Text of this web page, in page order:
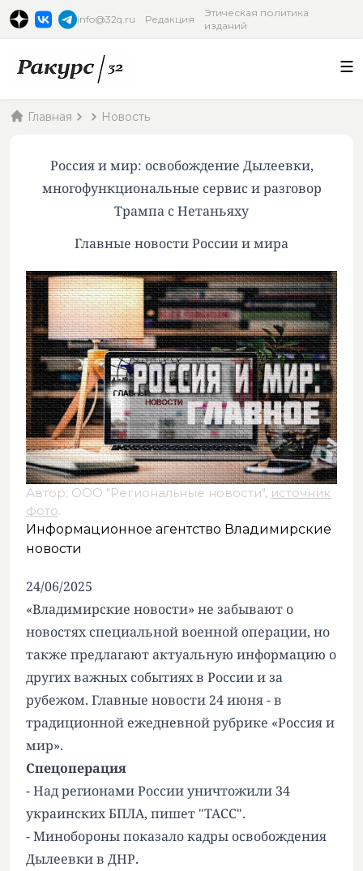
info@32q.ru Редакция
Этическая политика
изданий
Главная Новость
Россия и мир: освобождение Дылеевки,
многофункциональные сервис и разговор
Трампа с Нетаньяху
Главные новости России и мира
Автор: ООО "Региональные новости", источник
фото.
Информационное агентство Владимирские
новости
24/06/2025
«Владимирские новости» не забывают о
новостях специальной военной операции, но
также предлагают актуальную информацию о
других важных событиях в России и за
рубежом. Главные новости 24 июня - в
традиционной ежедневной рубрике «Россия и
мир».
Спецоперация
- Над регионами России уничтожили 34
украинских БПЛА, пишет "ТАСС".
- Минобороны показало кадры освобождения
Дылеевки в ДНР.